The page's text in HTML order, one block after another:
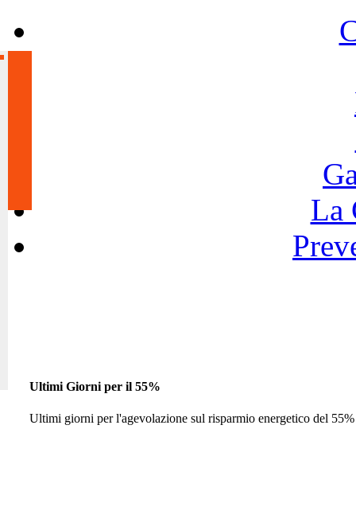
La
Ultimi Giorni per il 55%
Ultimi giorni per l'agevolazione sul risparmio energetico del